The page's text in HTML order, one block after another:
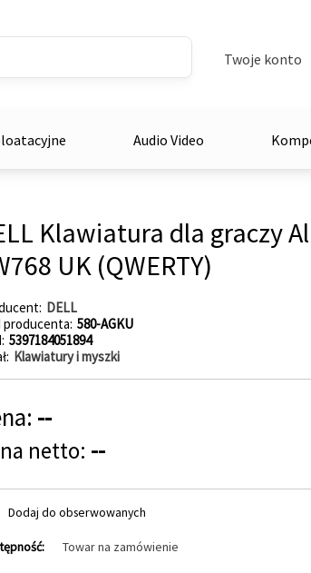
Twoje konto
Audio Video
Klawiatura dla graczy
UK (QWERTY)
DELL
producenta 580-AGKU
5397184051894
Klawiatury i myszki
--
netto: --
Dodaj do obserwowanych
Towar na zamówienie